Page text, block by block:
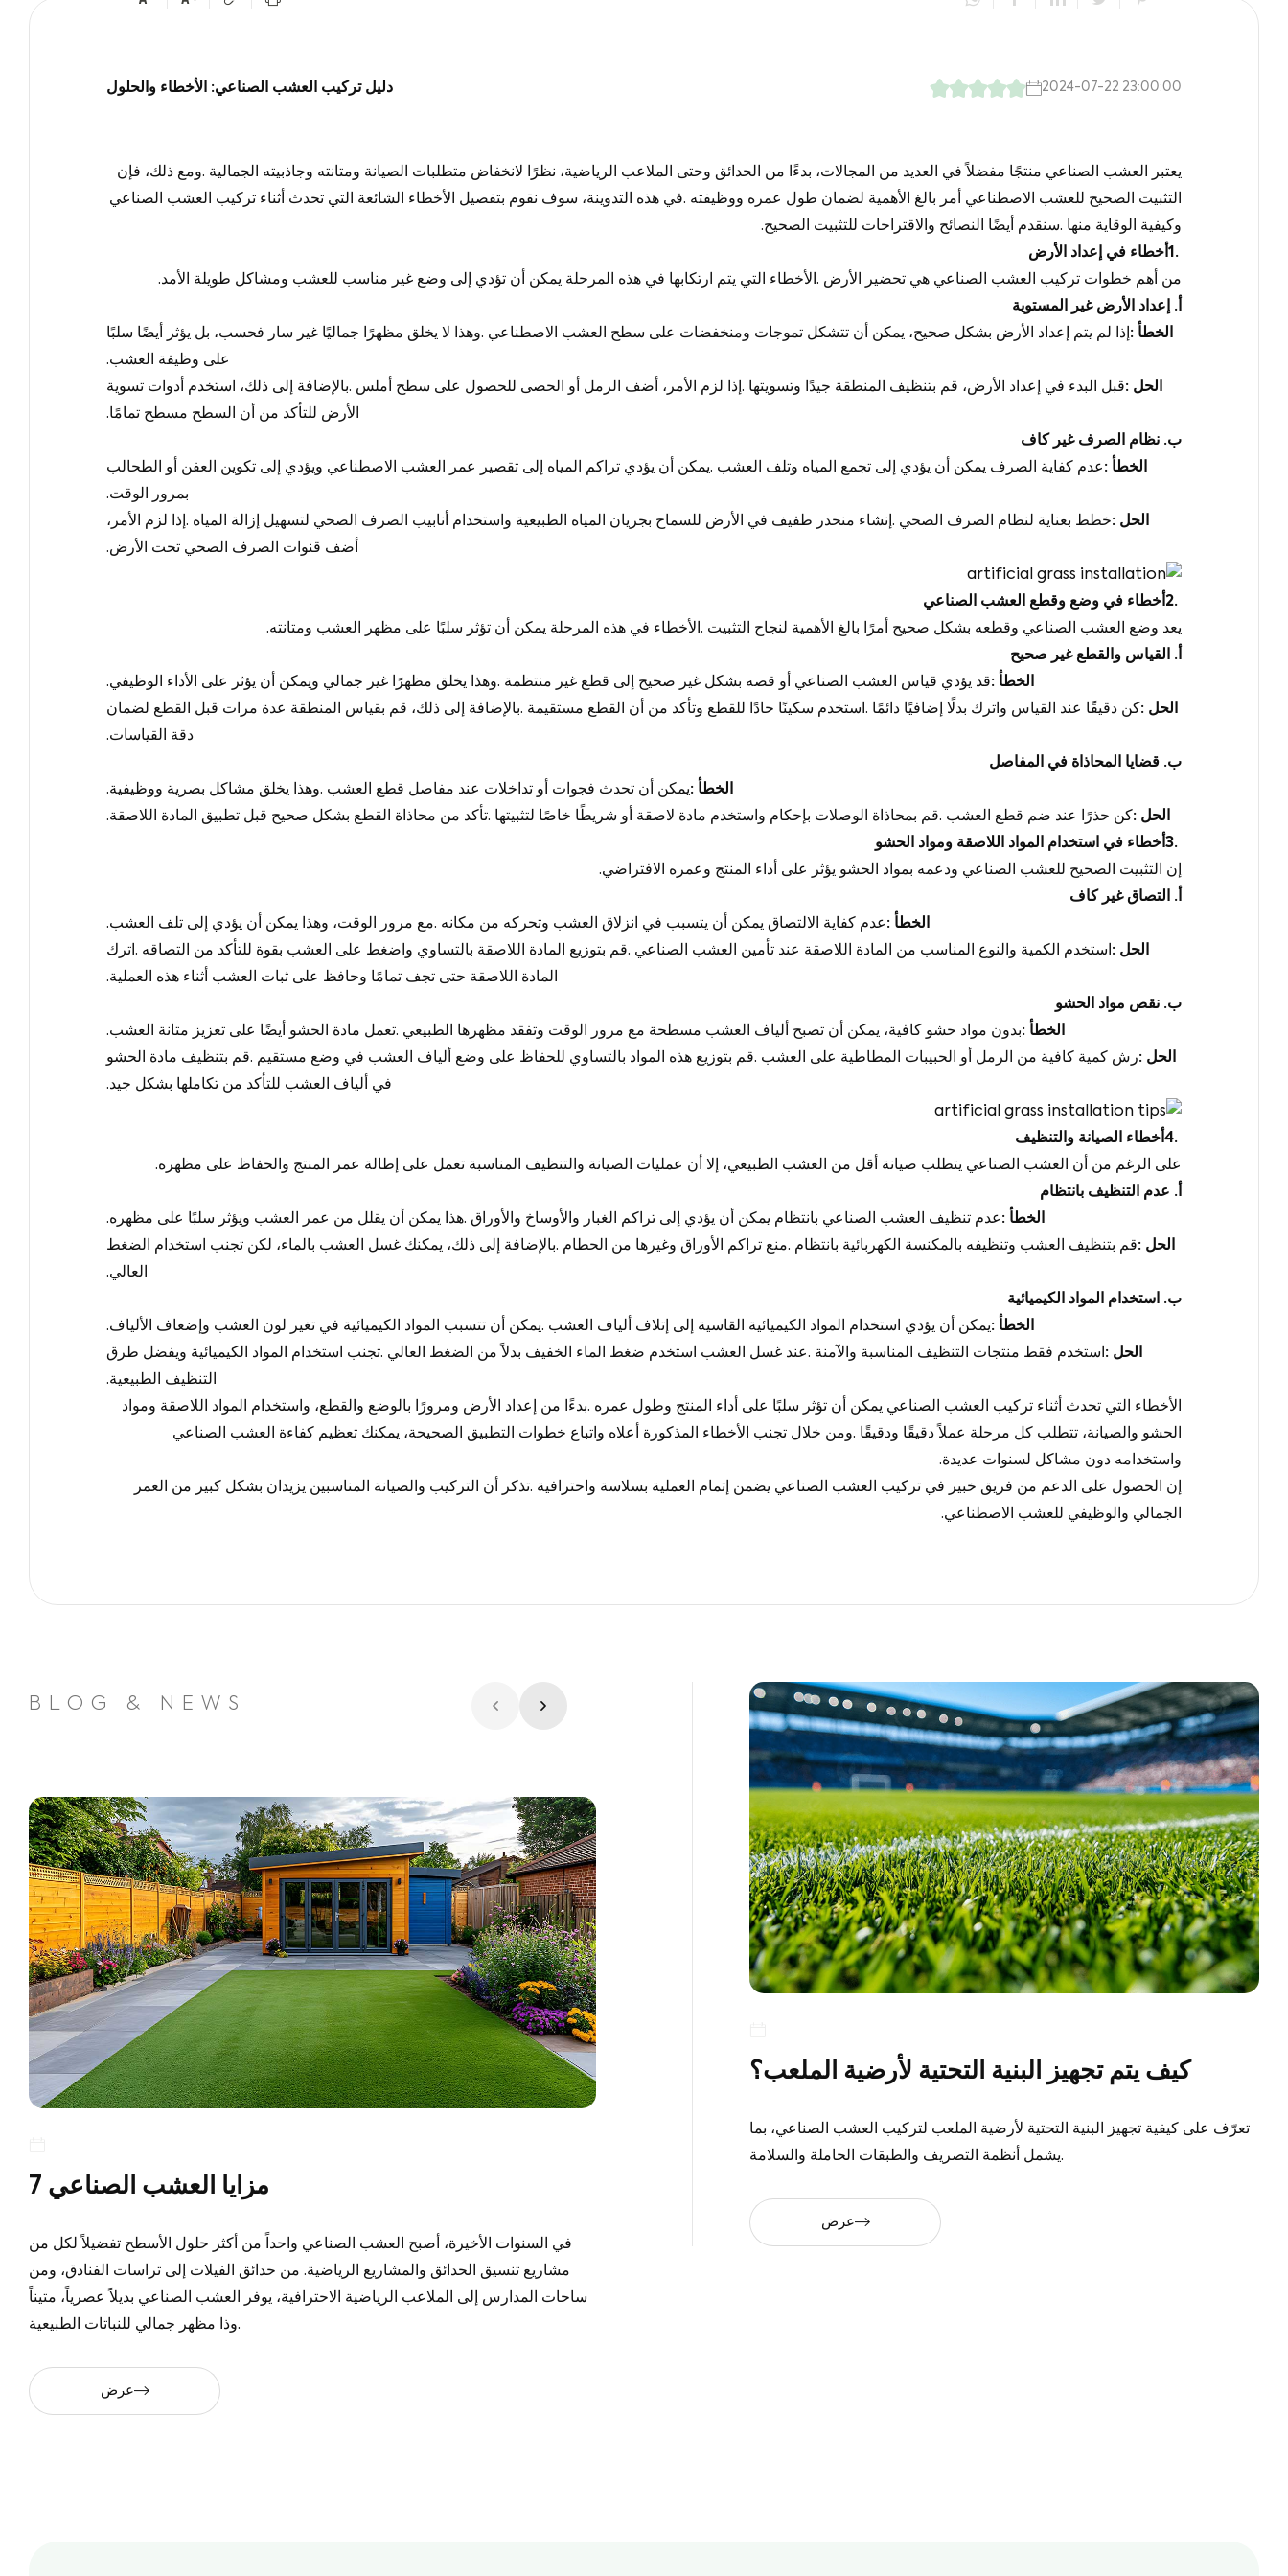
دليل تركيب العشب الصناعي: الأخطاء والحلول 2024-07-22 23:00:00
يعتبر العشب الصناعي منتجًا مفضلاً في العديد من المجالات، بدءًا من الحدائق وحتى الملاعب الرياضية، نظرًا لانخفاض متطلبات الصيانة ومتانته وجاذبيته الجمالية .ومع ذلك، فإن
التثبيت الصحيح للعشب الاصطناعي أمر بالغ الأهمية لضمان طول عمره ووظيفته .في هذه التدوينة، سوف نقوم بتفصيل الأخطاء الشائعة التي تحدث أثناء تركيب العشب الصناعي
وكيفية الوقاية منها .سنقدم أيضًا النصائح والاقتراحات للتثبيت الصحيح.
1. أخطاء في إعداد الأرض
من أهم خطوات تركيب العشب الصناعي هي تحضير الأرض . الأخطاء التي يتم ارتكابها في هذه المرحلة يمكن أن تؤدي إلى وضع غير مناسب للعشب ومشاكل طويلة الأمد.
. إعداد الأرض غير المستوية
الخطأ : إذا لم يتم إعداد الأرض بشكل صحيح، يمكن أن تتشكل تموجات ومنخفضات على سطح العشب الاصطناعي .وهذا لا يخلق مظهرًا جماليًا غير سار فحسب، بل يؤثر أيضًا سلبًا
على وظيفة العشب.
الحل :قبل البدء في إعداد الأرض، قم بتنظيف المنطقة جيدًا وتسويتها . إذا لزم الأمر، أضف الرمل أو الحصى للحصول على سطح أملس .بالإضافة إلى ذلك، استخدم أدوات تسوية
الأرض للتأكد من أن السطح مسطح تمامًا.
ب. نظام الصرف غير كاف
الخطأ :عدم كفاية الصرف يمكن أن يؤدي إلى تجمع المياه وتلف العشب .يمكن أن يؤدي تراكم المياه إلى تقصير عمر العشب الاصطناعي ويؤدي إلى تكوين العفن أو الطحالب
بمرور الوقت.
الحل :خطط بعناية لنظام الصرف الصحي . إنشاء منحدر طفيف في الأرض للسماح بجريان المياه الطبيعية واستخدام أنابيب الصرف الصحي لتسهيل إزالة المياه . إذا لزم الأمر،
أضف قنوات الصرف الصحي تحت الأرض.
2. أخطاء في وضع وقطع العشب الصناعي
يعد وضع العشب الصناعي وقطعه بشكل صحيح أمرًا بالغ الأهمية لنجاح التثبيت . الأخطاء في هذه المرحلة يمكن أن تؤثر سلبًا على مظهر العشب ومتانته.
.
القياس والقطع غير صحيح
الخطأ :قد يؤدي قياس العشب الصناعي أو قصه بشكل غير صحيح إلى قطع غير منتظمة .وهذا يخلق مظهرًا غير جمالي ويمكن أن يؤثر على الأداء الوظيفي.
الحل :كن دقيقًا عند القياس واترك بدلًا إضافيًا دائمًا . استخدم سكينًا حادًا للقطع وتأكد من أن القطع مستقيمة .بالإضافة إلى ذلك، قم بقياس المنطقة عدة مرات قبل القطع لضمان
دقة القياسات.
ب. قضايا المحاذاة في المفاصل
الخطأ :يمكن أن تحدث فجوات أو تداخلات عند مفاصل قطع العشب .وهذا يخلق مشاكل بصرية ووظيفية.
الحل :كن حذرًا عند ضم قطع العشب .قم بمحاذاة الوصلات بإحكام واستخدم مادة لاصقة أو شريطًا خاصًا لتثبيتها .تأكد من محاذاة القطع بشكل صحيح قبل تطبيق المادة اللاصقة.
3. أخطاء في استخدام المواد اللاصقة ومواد الحشو
إن التثبيت الصحيح للعشب الصناعي ودعمه بمواد الحشو يؤثر على أداء المنتج وعمره الافتراضي.
.
التصاق غير كاف
الخطأ :عدم كفاية الالتصاق يمكن أن يتسبب في انزلاق العشب وتحركه من مكانه .مع مرور الوقت، وهذا يمكن أن يؤدي إلى تلف العشب.
الحل : استخدم الكمية والنوع المناسب من المادة اللاصقة عند تأمين العشب الصناعي .قم بتوزيع المادة اللاصقة بالتساوي واضغط على العشب بقوة للتأكد من التصاقه . اترك
المادة اللاصقة حتى تجف تمامًا وحافظ على ثبات العشب أثناء هذه العملية.
ب. نقص مواد الحشو
الخطأ :بدون مواد حشو كافية، يمكن أن تصبح ألياف العشب مسطحة مع مرور الوقت وتفقد مظهرها الطبيعي .تعمل مادة الحشو أيضًا على تعزيز متانة العشب.
الحل :رش كمية كافية من الرمل أو الحبيبات المطاطية على العشب .قم بتوزيع هذه المواد بالتساوي للحفاظ على وضع ألياف العشب في وضع مستقيم .قم بتنظيف مادة الحشو
في ألياف العشب للتأكد من تكاملها بشكل جيد.
4. أخطاء الصيانة والتنظيف
على الرغم من أن العشب الصناعي يتطلب صيانة أقل من العشب الطبيعي، إلا أن عمليات الصيانة والتنظيف المناسبة تعمل على إطالة عمر المنتج والحفاظ على مظهره.
. عدم التنظيف بانتظام
الخطأ :عدم تنظيف العشب الصناعي بانتظام يمكن أن يؤدي إلى تراكم الغبار والأوساخ والأوراق .هذا يمكن أن يقلل من عمر العشب ويؤثر سلبًا على مظهره.
الحل :قم بتنظيف العشب وتنظيفه بالمكنسة الكهربائية بانتظام .منع تراكم الأوراق وغيرها من الحطام .بالإضافة إلى ذلك، يمكنك غسل العشب بالماء، لكن تجنب استخدام الضغط
العالي.
ب. استخدام المواد الكيميائية
الخطأ :يمكن أن يؤدي استخدام المواد الكيميائية القاسية إلى إتلاف ألياف العشب .يمكن أن تتسبب المواد الكيميائية في تغير لون العشب وإضعاف الألياف.
الحل : استخدم فقط منتجات التنظيف المناسبة والآمنة .عند غسل العشب استخدم ضغط الماء الخفيف بدلاً من الضغط العالي .تجنب استخدام المواد الكيميائية ويفضل طرق
التنظيف الطبيعية.
الأخطاء التي تحدث أثناء تركيب العشب الصناعي يمكن أن تؤثر سلبًا على أداء المنتج وطول عمره .بدءًا من إعداد الأرض ومرورًا بالوضع والقطع، واستخدام المواد اللاصقة ومواد
الحشو والصيانة، تتطلب كل مرحلة عملاً دقيقًا ودقيقًا .ومن خلال تجنب الأخطاء المذكورة أعلاه واتباع خطوات التطبيق الصحيحة، يمكنك تعظيم كفاءة العشب الصناعي
واستخدامه دون مشاكل لسنوات عديدة.
إن الحصول على الدعم من فريق خبير في تركيب العشب الصناعي يضمن إتمام العملية بسلاسة واحترافية .تذكر أن التركيب والصيانة المناسبين يزيدان بشكل كبير من العمر
الجمالي والوظيفي للعشب الاصطناعي.
BLOG & NEWS
7 مزايا العشب الصناعي
في السنوات الأخيرة، أصبح العشب الصناعي واحداً من أكثر حلول الأسطح تفضيلاً لكل من
مشاريع تنسيق الحدائق والمشاريع الرياضية. من حدائق الفيلات إلى تراسات الفنادق، ومن
ساحات المدارس إلى الملاعب الرياضية الاحترافية، يوفر العشب الصناعي بديلاً عصرياً، متيناً
وذا مظهر جمالي للنباتات الطبيعية.
عرض
كيف يتم تجهيز البنية التحتية لأرضية الملعب؟
تعرّف على كيفية تجهيز البنية التحتية لأرضية الملعب لتركيب العشب الصناعي، بما
يشمل أنظمة التصريف والطبقات الحاملة والسلامة.
عرض